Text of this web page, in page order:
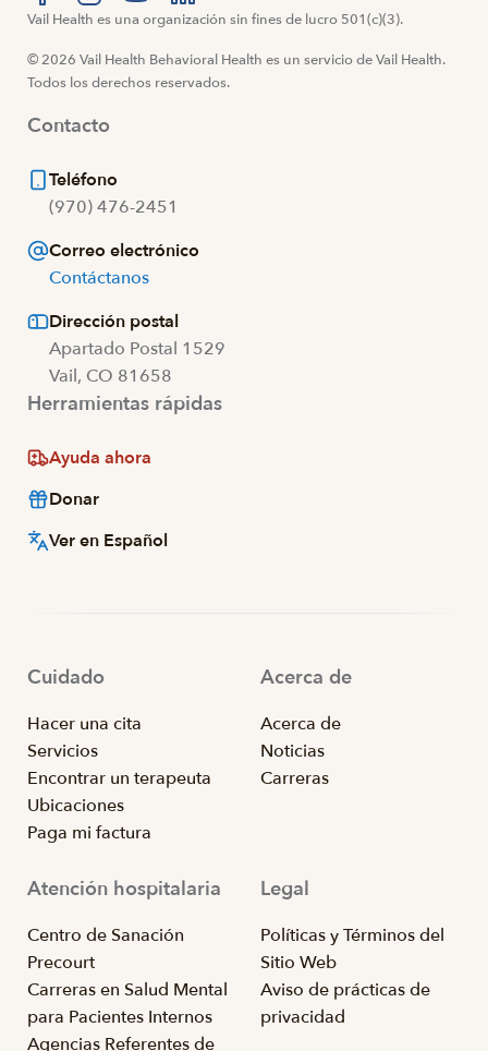
Visítanos en Facebook
Visítanos en Instagram
Visítanos en YouTube
Visítanos en LinkedIn
Vail Health es una organización sin fines de lucro 501(c)(3).
© 2026 Vail Health Behavioral Health es un servicio de Vail Health.
Todos los derechos reservados.
Contacto
Teléfono
(970) 476-2451
Correo electrónico
Contáctanos
Dirección postal
Apartado Postal 1529
Vail, CO 81658
Herramientas rápidas
Ayuda ahora
Donar
Ver en Español
Cuidado
Hacer una cita
Servicios
Encontrar un terapeuta
Ubicaciones
Paga mi factura
Acerca de
Acerca de
Noticias
Carreras
Atención hospitalaria
Centro de Sanación
Precourt
Carreras en Salud Mental
para Pacientes Internos
Agencias Referentes de
Legal
Políticas y Términos del
Sitio Web
Aviso de prácticas de
privacidad